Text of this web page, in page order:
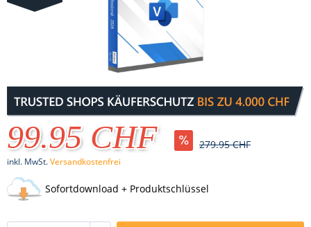
99.95 CHF 279.95 CHF
inkl. MwSt.Versandkostenfrei
Sofortdownload + Produktschlüssel